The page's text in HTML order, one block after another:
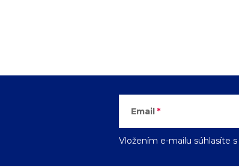
Email
Vložením e-mailu súhlasíte s